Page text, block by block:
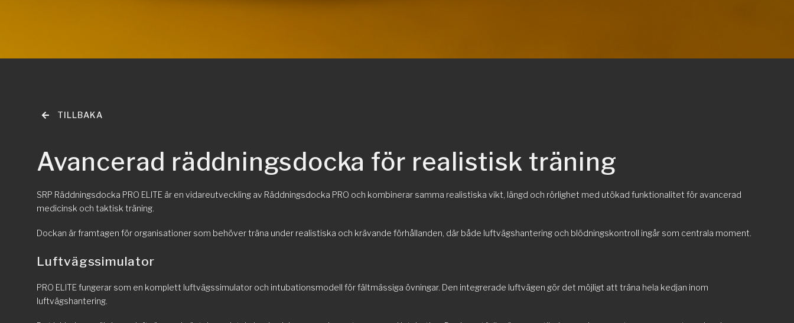
TILLBAKA
Avancerad räddningsdocka för realistisk träning
SRP Räddningsdocka PRO ELITE är en vidareutveckling av Räddningsdocka PRO och kombinerar samma realistiska vikt, längd och rörlighet med utökad funktionalitet för avancerad
medicinsk och taktisk träning.
Dockan är framtagen för organisationer som behöver träna under realistiska och krävande förhållanden, där både luftvägshantering och blödningskontroll ingår som centrala moment.
Luftvägssimulator
PRO ELITE fungerar som en komplett luftvägssimulator och intubationsmodell för fältmässiga övningar. Den integrerade luftvägen gör det möjligt att träna hela kedjan inom
luftvägshantering.